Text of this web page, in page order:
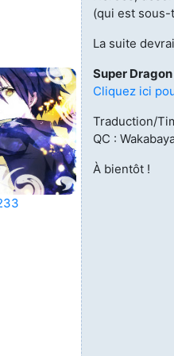
Animes
(13)
Tous
(qui est
La suite
Super
Cliquez ici
Traduction/
QC :
À bientôt !